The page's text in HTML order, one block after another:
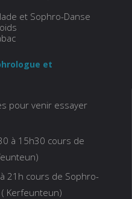
et Sophro-Danse
et
pour venir essayer
à 15h30 cours de
21h cours de Sophro-
Kerfeunteun)